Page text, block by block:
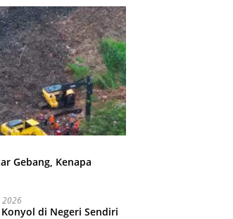
Gebang, Kenapa
2026
di Negeri Sendiri